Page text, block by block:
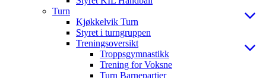
Turn
Kjøkkelvik Turn
Styret i turngruppen
Treningsoversikt
Troppsgymnastikk
Trening for Voksne
Turn Barnepartier